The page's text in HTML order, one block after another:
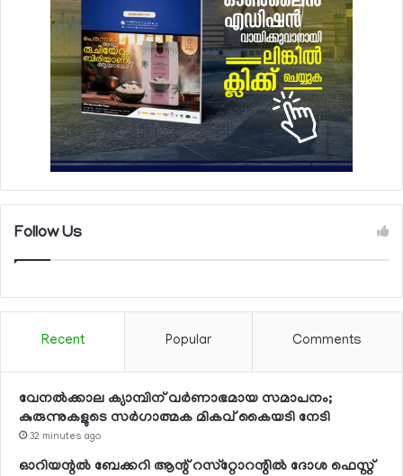
Follow Us
Recent Popular Comments
വേനല്‍ക്കാല ക്യാമ്പിന് വര്‍ണാഭമായ സമാപനം;
കുരുന്നുകളുടെ സര്‍ഗാത്മക മികവ് കൈയടി നേടി
32 minutes ago
ഓറിയന്റല്‍ ബേക്കറി ആന്റ് റസ്‌റ്റോറന്റില്‍ ദോശ ഫെസ്റ്റ്